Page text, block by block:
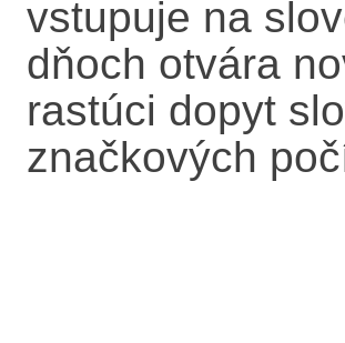
vstupuje na
dňoch otvára
rastúci dopyt
značkových